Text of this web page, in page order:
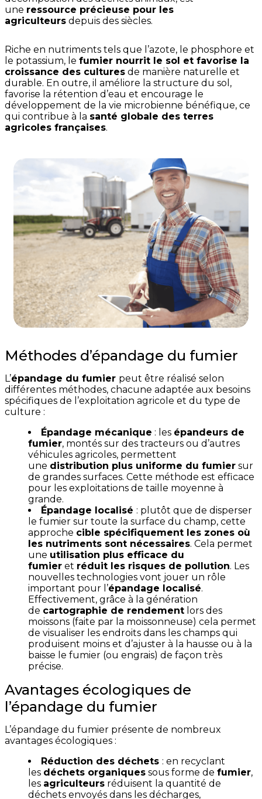
une ressource précieuse pour les
agriculteurs depuis des siècles.
Riche en nutriments tels que l’azote, le phosphore et
le potassium, le fumier nourrit le sol et favorise la
croissance des cultures de manière naturelle et
durable. En outre, il améliore la structure du sol,
favorise la rétention d’eau et encourage le
développement de la vie microbienne bénéfique, ce
qui contribue à la santé globale des terres
agricoles françaises.
Méthodes d’épandage du fumier
L’épandage du fumier peut être réalisé selon
différentes méthodes, chacune adaptée aux besoins
spécifiques de l’exploitation agricole et du type de
culture :
Épandage mécanique : les épandeurs de
fumier, montés sur des tracteurs ou d’autres
véhicules agricoles, permettent
une distribution plus uniforme du fumier sur
de grandes surfaces. Cette méthode est efficace
pour les exploitations de taille moyenne à
grande.
Épandage localisé : plutôt que de disperser
le fumier sur toute la surface du champ, cette
approche cible spécifiquement les zones où
les nutriments sont nécessaires. Cela permet
une utilisation plus efficace du
fumier et réduit les risques de pollution. Les
nouvelles technologies vont jouer un rôle
important pour l’épandage localisé.
Effectivement, grâce à la génération
de cartographie de rendement lors des
moissons (faite par la moissonneuse) cela permet
de visualiser les endroits dans les champs qui
produisent moins et d’ajuster à la hausse ou à la
baisse le fumier (ou engrais) de façon très
précise.
Avantages écologiques de
l’épandage du fumier
L’épandage du fumier présente de nombreux
avantages écologiques :
Réduction des déchets : en recyclant
les déchets organiques sous forme de fumier,
les agriculteurs réduisent la quantité de
déchets envoyés dans les décharges,